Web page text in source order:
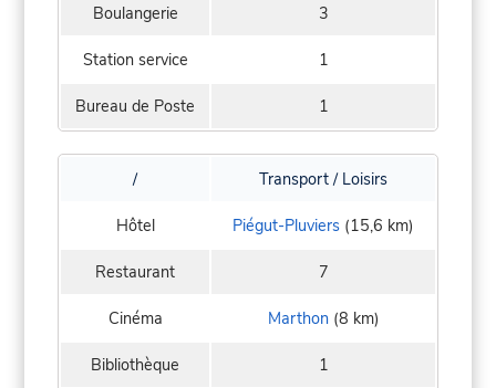
Boulangerie 3
Station service 1
Bureau de Poste 1
/ Transport / Loisirs
Hôtel Piégut-Pluviers (15,6 km)
Restaurant 7
Cinéma Marthon(8 km)
Bibliothèque 1